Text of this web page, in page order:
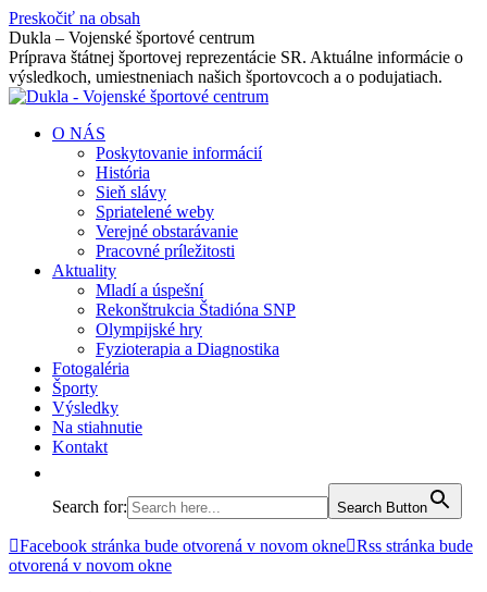
Preskočiť na obsah
Dukla – Vojenské športové centrum
Príprava štátnej športovej reprezentácie SR. Aktuálne informácie o
výsledkoch, umiestneniach našich športovcoch a o podujatiach.
O NÁS
Poskytovanie informácií
História
Sieň slávy
Spriatelené weby
Verejné obstarávanie
Pracovné príležitosti
Aktuality
Mladí a úspešní
Rekonštrukcia Štadióna SNP
Olympijské hry
Fyzioterapia a Diagnostika
Fotogaléria
Športy
Výsledky
Na stiahnutie
Kontakt
Search for: Search Button
Facebook stránka bude otvorená v novom okne Rss stránka bude
otvorená v novom okne